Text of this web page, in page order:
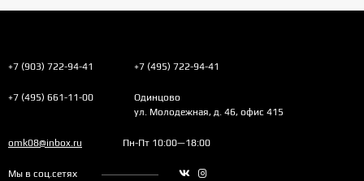
+7 (903) 722-94-41 +7 (495) 722-94-41
+7 (495) 661-11-00
Одинцово
ул. Молодежная, д. 46, офис 415
omk08@inbox.ru Пн-Пт 10:00—18:00
Мы в соц.сетях